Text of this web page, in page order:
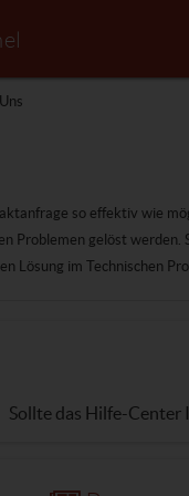
so effektiv wie
Problemen gelöst
Lösung im Technischen
Sollte das Hilfe-Center